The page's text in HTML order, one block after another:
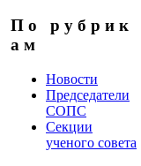
П о р у б р и к
а м
Новости
Председатели
СОПС
Секции
ученого совета